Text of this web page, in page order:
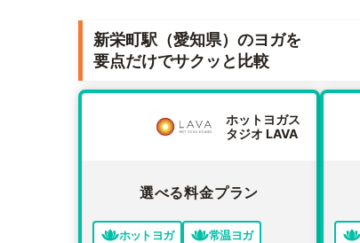
新栄町駅（愛知県）のヨガを
要点だけでサクッと比較
ホットヨガス
タジオ LAVA
選べる料金プラン
ホットヨガ
常温ヨガ